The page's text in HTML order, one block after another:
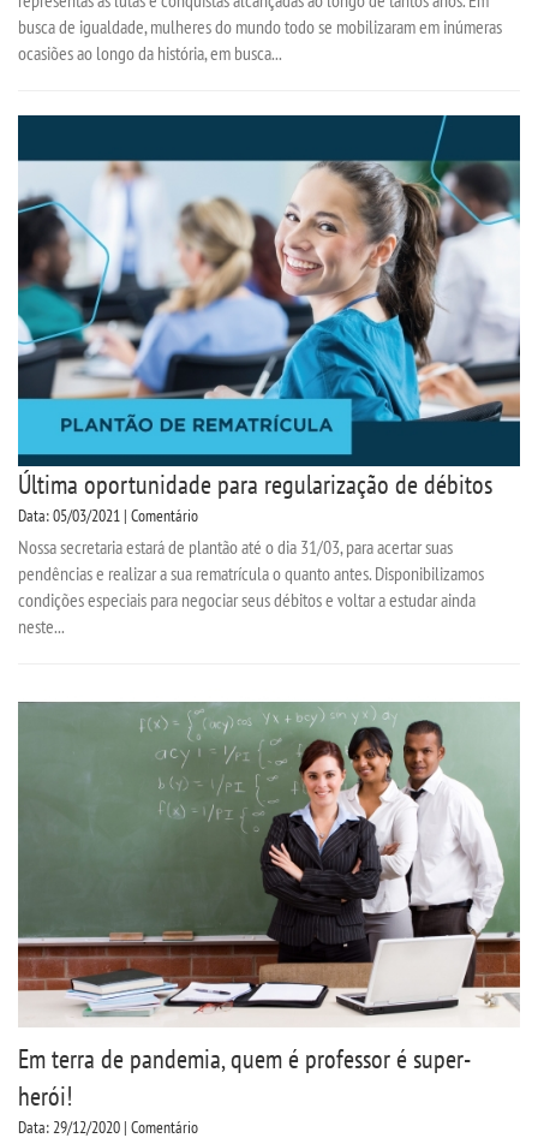
busca de igualdade, mulheres do mundo todo se mobilizaram em inúmeras
ocasiões ao longo da história, em busca...
Última oportunidade para regularização de débitos
Data: 05/03/2021 | Comentário
Nossa secretaria estará de plantão até o dia 31/03, para acertar suas
pendências e realizar a sua rematrícula o quanto antes. Disponibilizamos
condições especiais para negociar seus débitos e voltar a estudar ainda
neste...
Em terra de pandemia, quem é professor é super-
herói!
Data: 29/12/2020 | Comentário